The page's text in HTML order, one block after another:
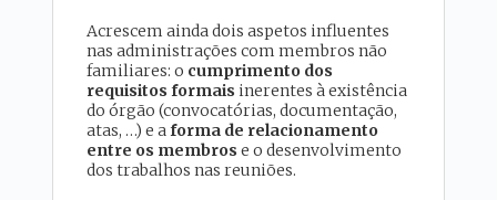
Acrescem ainda dois aspetos influentes
nas administrações com membros não
familiares: o cumprimento dos
requisitos formais inerentes à existência
do órgão (convocatórias, documentação,
atas, …) e aforma de relacionamento
entre os membros e o desenvolvimento
dos trabalhos nas reuniões.